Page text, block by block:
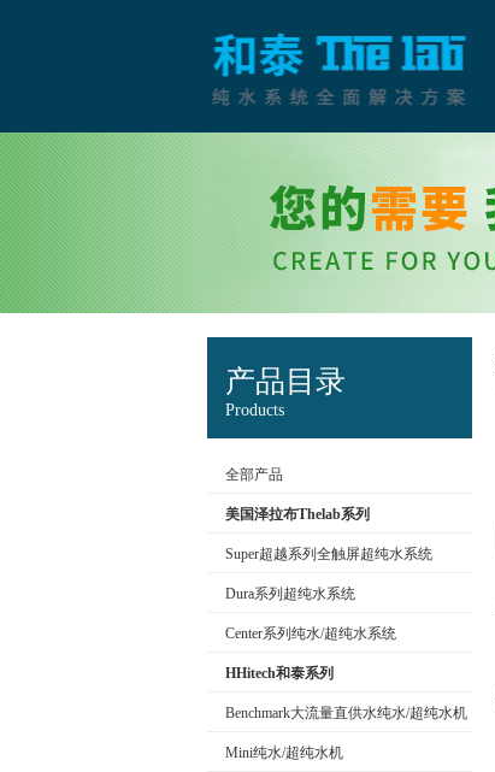
产品目录
Products
全部产品
美国泽拉布Thelab系列
Super超越系列全触屏超纯水系统
Dura系列超纯水系统
Center系列纯水/超纯水系统
HHitech和泰系列
Benchmark大流量直供水纯水/超纯水机
Mini纯水/超纯水机